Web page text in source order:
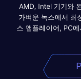
AMD, Intel 기기와
가벼운 녹스에서 최
스 앱플레이어, PC